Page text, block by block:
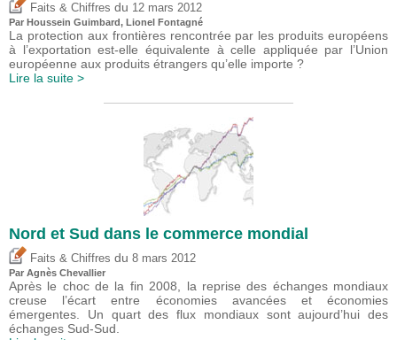
Faits & Chiffres du 12 mars 2012
Par Houssein Guimbard, Lionel Fontagné
La protection aux frontières rencontrée par les produits européens
à l’exportation est-elle équivalente à celle appliquée par l’Union
européenne aux produits étrangers qu’elle importe ?
Lire la suite >
Nord et Sud dans le commerce mondial
Faits & Chiffres du 8 mars 2012
Par Agnès Chevallier
Après le choc de la fin 2008, la reprise des échanges mondiaux
creuse l’écart entre économies avancées et économies
émergentes. Un quart des flux mondiaux sont aujourd’hui des
échanges Sud-Sud.